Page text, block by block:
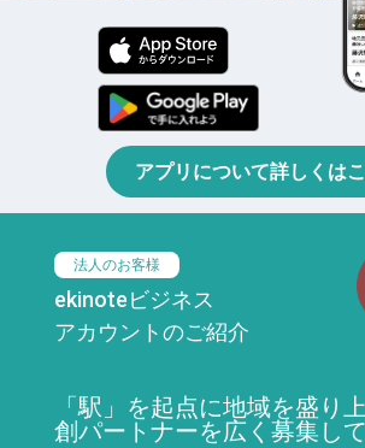
アプリについて詳しくは
法人のお客様
ekinoteビジネス
アカウントのご紹介
「駅」を起点に地域を盛り
創パートナーを広く募集し